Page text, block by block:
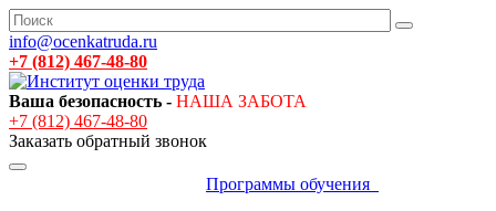
info@ocenkatruda.ru
+7 (812) 467-48-80
Ваша безопасность - НАША ЗАБОТА
+7 (812) 467-48-80
Заказать обратный звонок
Программы обучения